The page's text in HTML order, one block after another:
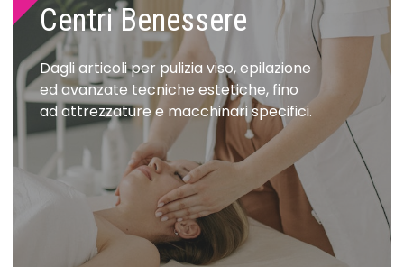
Centri Benessere
Dagli articoli per pulizia viso, epilazione
ed avanzate tecniche estetiche, fino
ad attrezzature e macchinari specifici.